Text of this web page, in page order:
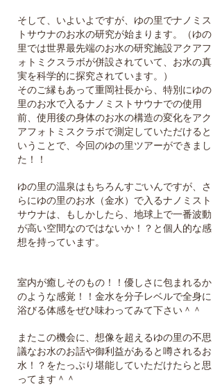
そして、いよいよですが、ゆの里でナノミス
トサウナのお水の研究が始まります。（ゆの
里では世界最先端のお水の研究施設アクアフ
ォトミクスラボが併設されていて、お水の真
実を科学的に探究されています。）
そのご縁もあって重岡社長から、特別にゆの
里のお水で入るナノミストサウナでの使用
前、使用後の身体のお水の構造の変化をアク
アフォトミスクラボで測定していただけると
いうことで、今回のゆの里ツアーができまし
た！！
ゆの里の温泉はもちろんすごいんですが、さ
らにゆの里のお水（金水）で入るナノミスト
サウナは、もしかしたら、地球上で一番波動
が高い空間なのではないか！？と個人的な感
想を持っています。
室内が癒しそのもの！！優しさに包まれるか
のような感覚！！金水を分子レベルで全身に
浴びる体感をぜひ味わってみて下さい＾＾
またこの機会に、想像を超えるゆの里の不思
議なお水のお話や御利益があると噂されるお
水！？をたっぷり堪能していただけたらと思
ってます＾＾